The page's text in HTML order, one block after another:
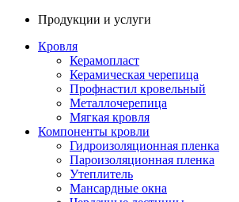
Продукции и услуги
Кровля
Керамопласт
Керамическая черепица
Профнастил кровельный
Металлочерепица
Мягкая кровля
Компоненты кровли
Гидроизоляционная пленка
Пароизоляционная пленка
Утеплитель
Мансардные окна